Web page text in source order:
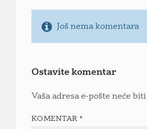
Još nema komentara
Ostavite komentar
Vaša adresa e-pošte neće
KOMENTAR *